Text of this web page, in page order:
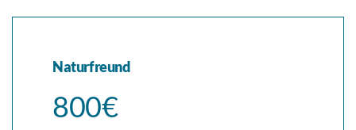
Naturfreund
800€